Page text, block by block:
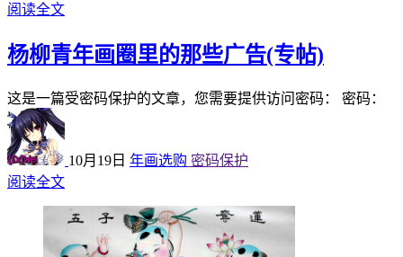
阅读全文
杨柳青年画圈里的那些广告(专帖)
这是一篇受密码保护的文章，您需要提供访问密码： 密码：
10月19日 年画选购 密码保护
阅读全文